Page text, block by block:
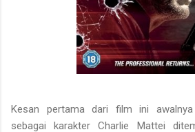
Kesan pertama dari film ini
sebagai karakter Charlie Mattei